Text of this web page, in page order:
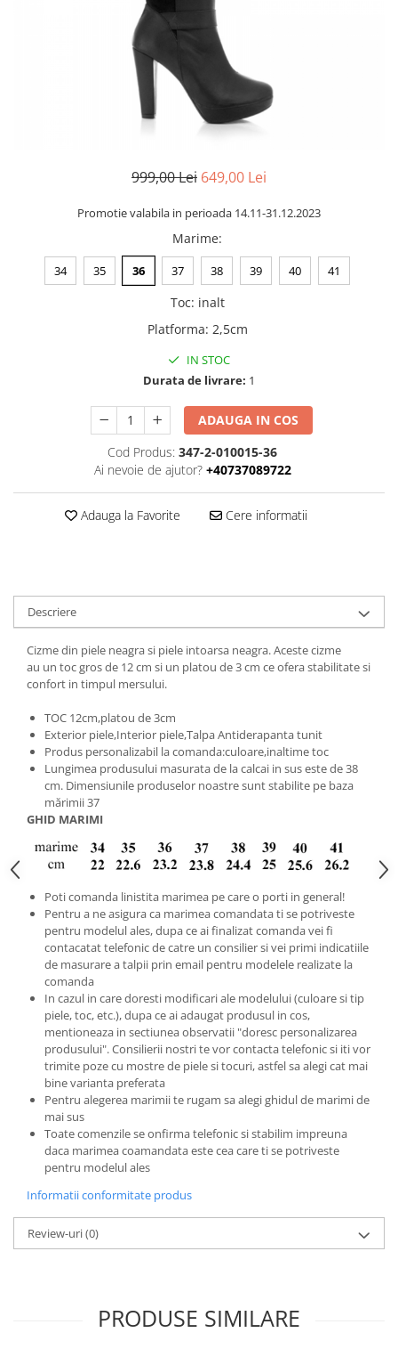
999,00 Lei 649,00 Lei
Promotie valabila in perioada 14.11-31.12.2023
Marime:
34 35 36 37 38 39 40 41
Toc: inalt
Platforma: 2,5cm
IN STOC
Durata de livrare: 1
ADAUGA IN COS
Cod Produs: 347-2-010015-36
Ai nevoie de ajutor? +40737089722
Adauga la Favorite Cere informatii
Descriere
Cizme din piele neagra si piele intoarsa neagra. Aceste cizme
au un toc gros de 12 cm si un platou de 3 cm ce ofera stabilitate si
confort in timpul mersului.
TOC 12cm,platou de 3cm
Exterior piele,Interior piele,Talpa Antiderapanta tunit
Produs personalizabil la comanda:culoare,inaltime toc
Lungimea produsului masurata de la calcai in sus este de 38
cm. Dimensiunile produselor noastre sunt stabilite pe baza
mărimii 37
GHID MARIMI
Poti comanda linistita marimea pe care o porti in general!
Pentru a ne asigura ca marimea comandata ti se potriveste
pentru modelul ales, dupa ce ai finalizat comanda vei fi
contacatat telefonic de catre un consilier si vei primi indicatiile
de masurare a talpii prin email pentru modelele realizate la
comanda
In cazul in care doresti modificari ale modelului (culoare si tip
piele, toc, etc.), dupa ce ai adaugat produsul in cos,
mentioneaza in sectiunea observatii "doresc personalizarea
produsului". Consilierii nostri te vor contacta telefonic si iti vor
trimite poze cu mostre de piele si tocuri, astfel sa alegi cat mai
bine varianta preferata
Pentru alegerea marimii te rugam sa alegi ghidul de marimi de
mai sus
Toate comenzile se onfirma telefonic si stabilim impreuna
daca marimea coamandata este cea care ti se potriveste
pentru modelul ales
Informatii conformitate produs
Review-uri(0)
PRODUSE SIMILARE